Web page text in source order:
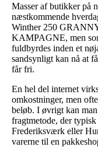
Masser af butikker på
næstkommende
Winther 250
KAMPAGNE, men
fuldbyrdes inden et
sandsynligt kan nå at
får fri.
En hel del internet
omkostninger, men
beløb. I øvrigt kan
fragtmetode, der
Frederiksværk eller
varerne til en